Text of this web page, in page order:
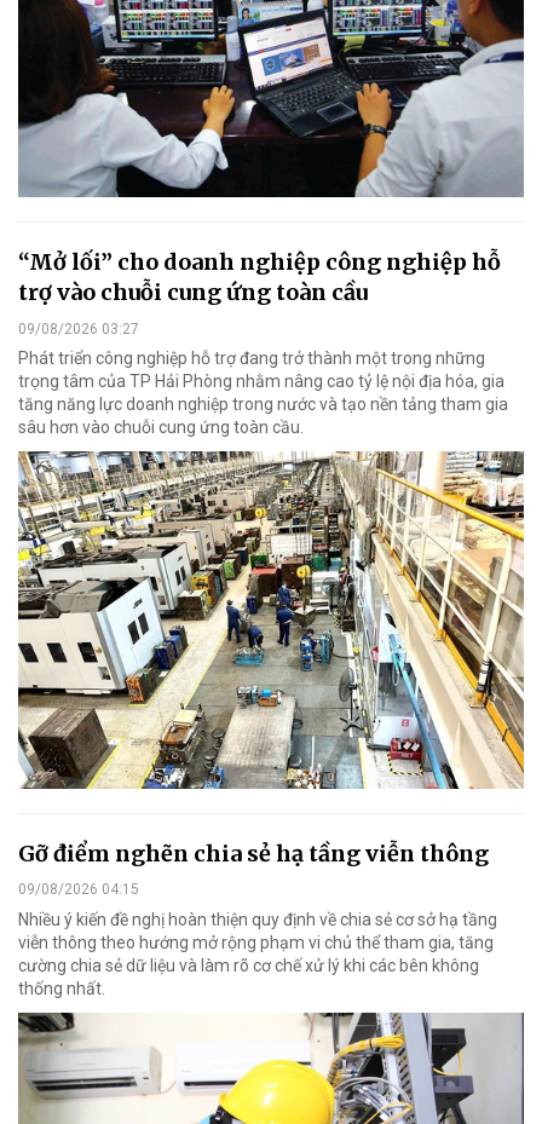
“Mở lối” cho doanh nghiệp công nghiệp hỗ
trợ vào chuỗi cung ứng toàn cầu
09/08/2026 03:27
Phát triển công nghiệp hỗ trợ đang trở thành một trong những
trọng tâm của TP Hải Phòng nhằm nâng cao tỷ lệ nội địa hóa, gia
tăng năng lực doanh nghiệp trong nước và tạo nền tảng tham gia
sâu hơn vào chuỗi cung ứng toàn cầu.
Gỡ điểm nghẽn chia sẻ hạ tầng viễn thông
09/08/2026 04:15
Nhiều ý kiến đề nghị hoàn thiện quy định về chia sẻ cơ sở hạ tầng
viễn thông theo hướng mở rộng phạm vi chủ thể tham gia, tăng
cường chia sẻ dữ liệu và làm rõ cơ chế xử lý khi các bên không
thống nhất.